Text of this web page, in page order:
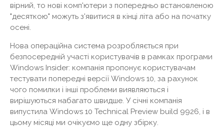
вірний, то нові комп'ютери з попередньо встановленою
"десяткою" можуть з'явитися в кінці літа або на початку
осені.
Нова операційна система розробляється при
безпосередній участі користувачів в рамках програми
Windows Insider: компанія пропонує користувачам
тестувати попередні версії Windows 10, за рахунок
чого помилки і інші проблеми виявляються і
вирішуються набагато швидше. У січні компанія
випустила Windows 10 Technical Preview build 9926, і в
цьому місяці ми очікуємо ще одну збірку.